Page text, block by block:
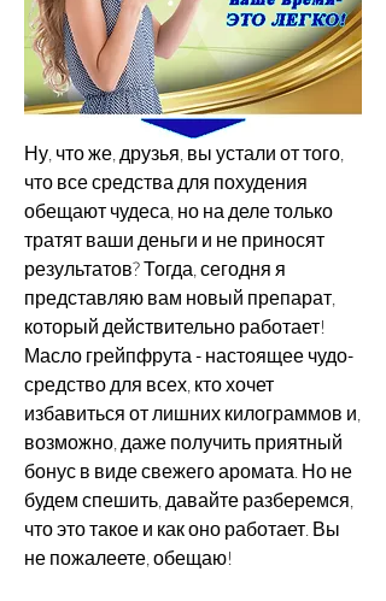
Ну, что же, друзья, вы устали от того,
что все средства для похудения
обещают чудеса, но на деле только
тратят ваши деньги и не приносят
результатов? Тогда, сегодня я
представляю вам новый препарат,
который действительно работает!
Масло грейпфрута - настоящее чудо-
средство для всех, кто хочет
избавиться от лишних килограммов и,
возможно, даже получить приятный
бонус в виде свежего аромата. Но не
будем спешить, давайте разберемся,
что это такое и как оно работает. Вы
не пожалеете, обещаю!